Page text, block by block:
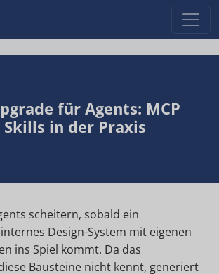
für Agents: MCP
in der Praxis
scheitern, sobald ein
Design-System mit eigenen
ins Spiel kommt. Da das
Bausteine nicht kennt, generiert